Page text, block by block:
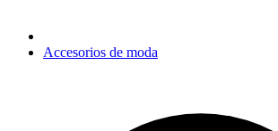
Accesorios de moda